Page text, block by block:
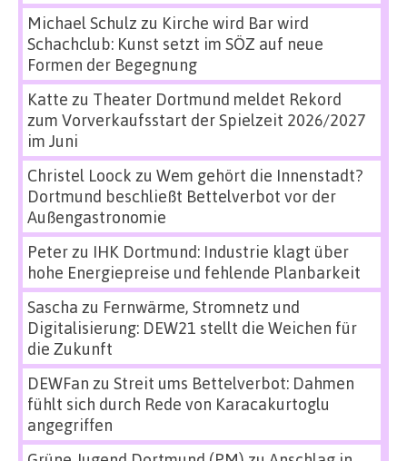
Michael Schulz zu Kirche wird Bar wird
Schachclub: Kunst setzt im SÖZ auf neue
Formen der Begegnung
Katte zu Theater Dortmund meldet Rekord
zum Vorverkaufsstart der Spielzeit 2026/2027
im Juni
Christel Loock zu Wem gehört die Innenstadt?
Dortmund beschließt Bettelverbot vor der
Außengastronomie
Peterzu IHK Dortmund: Industrie klagt über
hohe Energiepreise und fehlende Planbarkeit
Sascha zu Fernwärme, Stromnetz und
Digitalisierung: DEW21 stellt die Weichen für
die Zukunft
DEWFan zu Streit ums Bettelverbot: Dahmen
fühlt sich durch Rede von Karacakurtoglu
angegriffen